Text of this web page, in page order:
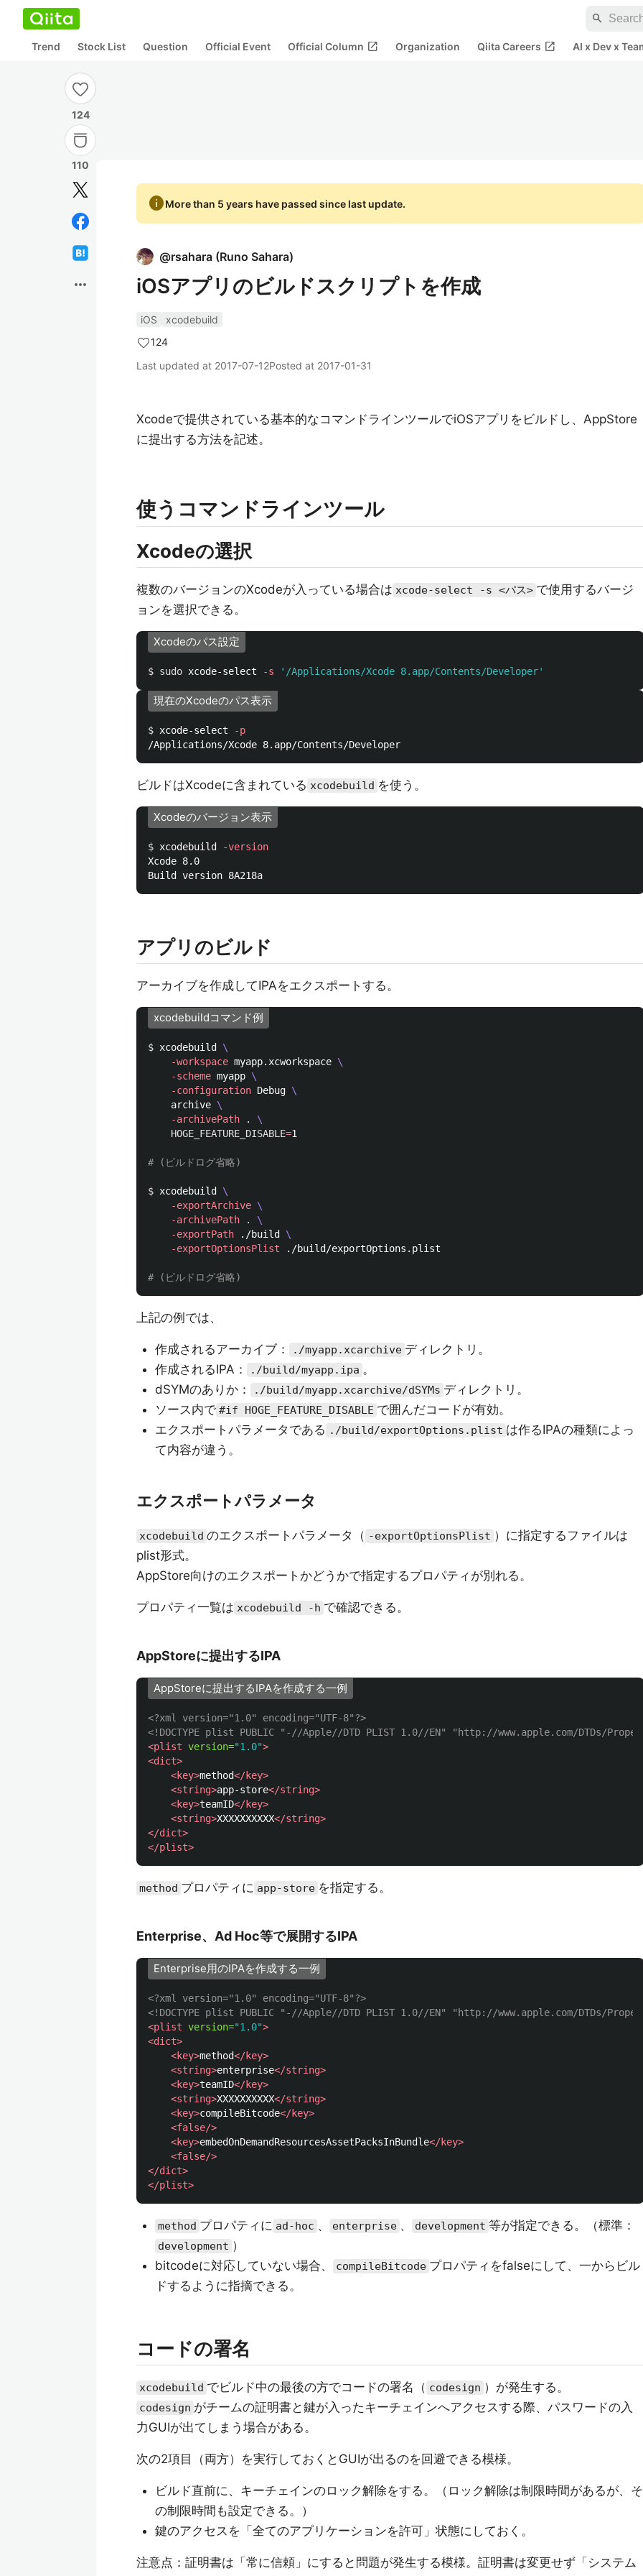
search
Trend Stock List Question Official Event Official Column open_in_new Organization Qiita Careers open_in_new AI x Dev x
124
110
more_horiz
infoMore than 5 years have passed since last update.
@rsahara (Runo Sahara)
iOSアプリのビルドスクリプトを作成
iOS
xcodebuild
124
Last updated at 2017-07-12Posted at 2017-01-31
Xcodeで提供されている基本的なコマンドラインツールでiOSアプリをビルドし、AppStore
に提出する方法を記述。
使うコマンドラインツール
Xcodeの選択
複数のバージョンのXcodeが入っている場合は xcode-select -s <パス> で使用するバージ
ョンを選択できる。
Xcodeのパス設定
$ sudo xcode-select -s '/Applications/Xcode 8.app/Contents/Developer'
現在のXcodeのパス表示
$ xcode-select
-p
ビルドはXcodeに含まれている xcodebuild を使う。
Xcodeのバージョン表示
$ xcodebuild
-version
Xcode 8.0
アプリのビルド
アーカイブを作成してIPAをエクスポートする。
xcodebuildコマンド例
$ xcodebuild \
-workspace myapp.xcworkspace \
-scheme myapp \
-configuration Debug \
    archive
\
-archivePath
.
\
HOGE_FEATURE_DISABLE=1
# (ビルドログ省略)
$ xcodebuild \
-exportArchive \
-archivePath
.
\
-exportPath ./build \
-exportOptionsPlist ./build/exportOptions.plist
# (ビルドログ省略)
上記の例では、
作成されるアーカイブ： ./myapp.xcarchive ディレクトリ。
作成されるIPA：
./build/myapp.ipa 。
dSYMのありか：
./build/myapp.xcarchive/dSYMs ディレクトリ。
ソース内で #if HOGE_FEATURE_DISABLE で囲んだコードが有効。
エクスポートパラメータである ./build/exportOptions.plist は作るIPAの種類によっ
て内容が違う。
エクスポートパラメータ
xcodebuild のエクスポートパラメータ（ -exportOptionsPlist ）に指定するファイルは
plist形式。
AppStore向けのエクスポートかどうかで指定するプロパティが別れる。
プロパティ一覧は xcodebuild -h で確認できる。
AppStoreに提出するIPA
AppStoreに提出するIPAを作成する一例
<?xml version="1.0" encoding="UTF-8"?>
<!DOCTYPE plist PUBLIC "-//Apple//DTD PLIST 1.0//EN" "http://www.apple.com/DTDs/
<plist version="1.0">
<dict>
<key>method</key>
<string>app-store</string>
<key>teamID</key>
<string>XXXXXXXXXX</string>
</dict>
</plist>
method プロパティに app-store を指定する。
Enterprise、Ad Hoc等で展開するIPA
Enterprise用のIPAを作成する一例
<?xml version="1.0" encoding="UTF-8"?>
<!DOCTYPE plist PUBLIC "-//Apple//DTD PLIST 1.0//EN" "http://www.apple.com/DTDs/
<plist version="1.0">
<dict>
<key>method</key>
<string>enterprise</string>
<key>teamID</key>
<string>XXXXXXXXXX</string>
<key>compileBitcode</key>
<false/>
<key>embedOnDemandResourcesAssetPacksInBundle</key>
<false/>
</dict>
</plist>
method プロパティに ad-hoc 、 enterprise 、 development 等が指定できる。（標準：
development ）
bitcodeに対応していない場合、
compileBitcode プロパティをfalseにして、一からビル
ドするように指摘できる。
コードの署名
xcodebuild でビルド中の最後の方でコードの署名（ codesign ）が発生する。
codesign がチームの証明書と鍵が入ったキーチェインへアクセスする際、パスワードの入
力GUIが出てしまう場合がある。
次の2項目（両方）を実行しておくとGUIが出るのを回避できる模様。
ビルド直前に、キーチェインのロック解除をする。（ロック解除は制限時間があるが、そ
の制限時間も設定できる。）
鍵のアクセスを「全てのアプリケーションを許可」状態にしておく。
注意点：証明書は「常に信頼」にすると問題が発生する模様。証明書は変更せず「システム